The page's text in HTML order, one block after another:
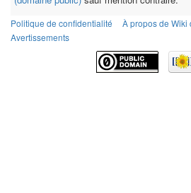
Politique de confidentialité
À propos de Wiki
Avertissements